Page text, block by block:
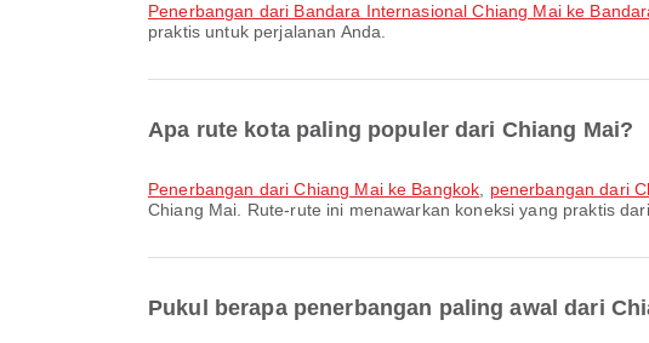
penerbangan dari Bandara Internasional Chiang Mai ke
praktis untuk perjalanan Anda.
Apa rute kota paling populer dari Chiang Mai?
penerbangan dari Chiang Mai ke Bangkok penerbangan dari
Chiang Mai. Rute-rute ini menawarkan koneksi yang praktis
Pukul berapa penerbangan paling awal dari